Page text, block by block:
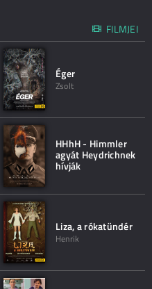
FILMJEI
Éger
Zsolt
HHhH - Himmler
agyát Heydrichnek
hívják
Liza, a rókatündér
Henrik